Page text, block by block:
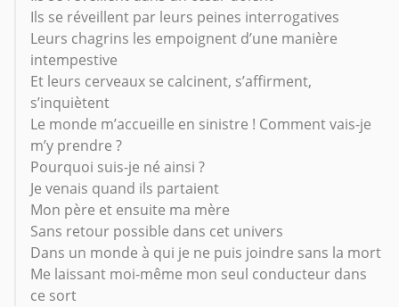
Ils se réveillent par leurs peines interrogatives
Leurs chagrins les empoignent d’une manière
intempestive
Et leurs cerveaux se calcinent, s’affirment,
s’inquiètent
Le monde m’accueille en sinistre ! Comment vais-je
m’y prendre ?
Pourquoi suis-je né ainsi ?
Je venais quand ils partaient
Mon père et ensuite ma mère
Sans retour possible dans cet univers
Dans un monde à qui je ne puis joindre sans la mort
Me laissant moi-même mon seul conducteur dans
ce sort